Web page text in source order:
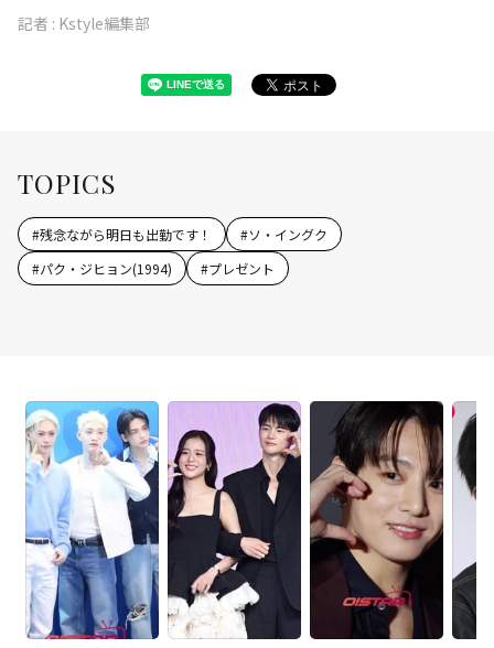
記者 : Kstyle編集部
TOPICS
#残念ながら明日も出勤です！ #ソ・イングク
#パク・ジヒョン(1994) #プレゼント